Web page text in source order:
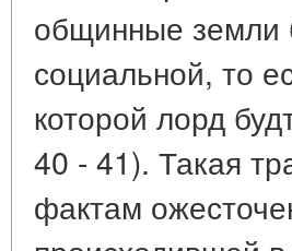
общинные земли
социальной, то
которой лорд
40 - 41). Такая
фактам